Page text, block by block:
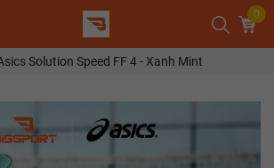
0
Solution Speed FF 4 - Xanh Mint